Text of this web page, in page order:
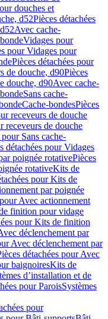
douches et
d52Pièces détachées
Avec cache-
Vidages pour
pour Vidages pour
Pièces détachées pour
de douche, d90Pièces
douche, d90Avec cache-
Sans cache-
Cache-bondesPièces
receveurs de douche
receveurs de douche
Sans cache-
détachées pour Vidages
poignée rotativePièces
rotativeKits de
pour Kits de
par poignée
Avec actionnement
finition pour vidage
pour Kits de finition
déclenchement par
Avec déclenchement par
détachées pour Avec
baignoiresKits de
d’installation et de
pour ParoisSystèmes
pour